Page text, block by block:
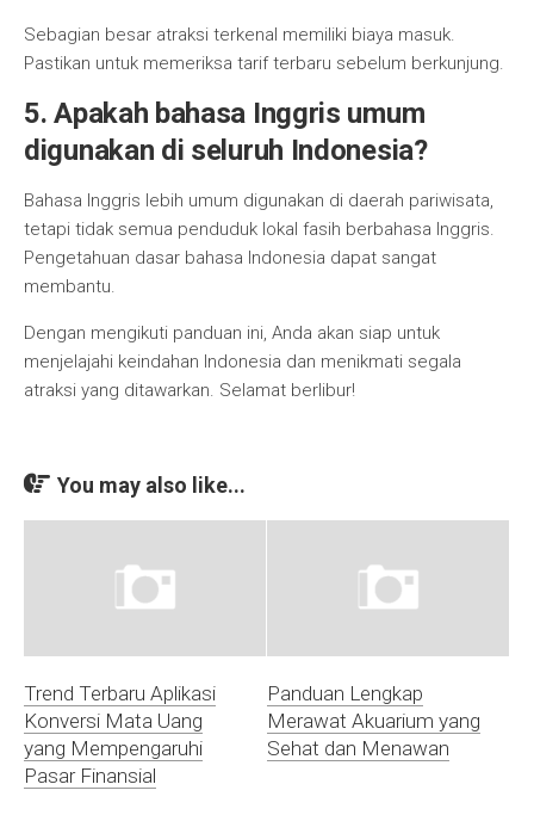
Sebagian besar atraksi terkenal memiliki biaya masuk.
Pastikan untuk memeriksa tarif terbaru sebelum berkunjung.
5. Apakah bahasa Inggris umum
digunakan di seluruh Indonesia?
Bahasa Inggris lebih umum digunakan di daerah pariwisata,
tetapi tidak semua penduduk lokal fasih berbahasa Inggris.
Pengetahuan dasar bahasa Indonesia dapat sangat
membantu.
Dengan mengikuti panduan ini, Anda akan siap untuk
menjelajahi keindahan Indonesia dan menikmati segala
atraksi yang ditawarkan. Selamat berlibur!
You may also like...
Trend Terbaru Aplikasi
Konversi Mata Uang
yang Mempengaruhi
Pasar Finansial
Panduan Lengkap
Merawat Akuarium yang
Sehat dan Menawan